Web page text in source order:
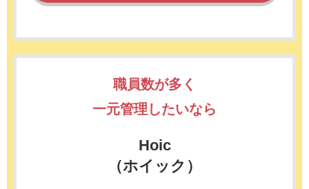
職員数が多く
一元管理したいなら
Hoic
（ホイック）